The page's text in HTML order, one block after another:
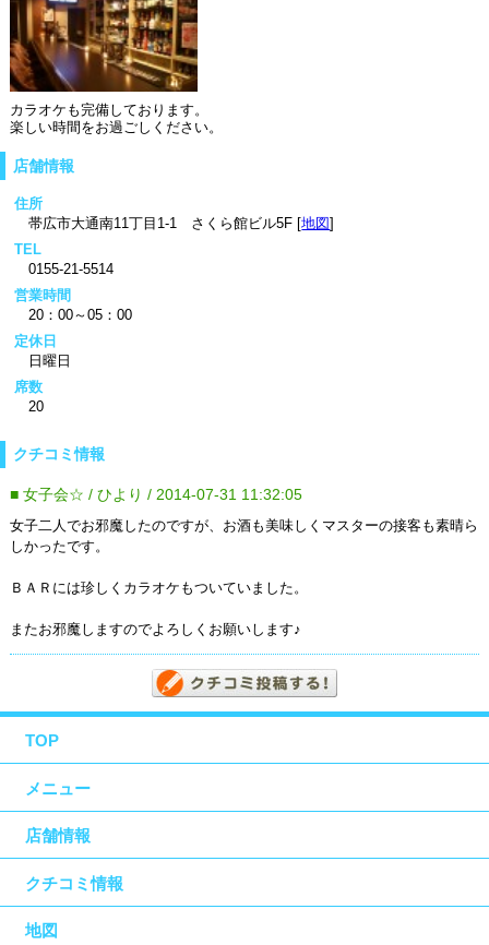
カラオケも完備しております。
楽しい時間をお過ごしください。
店舗情報
住所
帯広市大通南11丁目1-1 さくら館ビル5F [地図]
TEL
0155-21-5514
営業時間
20：00～05：00
定休日
日曜日
席数
20
クチコミ情報
■ 女子会☆ / ひより / 2014-07-31 11:32:05
女子二人でお邪魔したのですが、お酒も美味しくマスターの接客も素晴ら
しかったです。
ＢＡＲには珍しくカラオケもついていました。
またお邪魔しますのでよろしくお願いします♪
TOP
メニュー
店舗情報
クチコミ情報
地図